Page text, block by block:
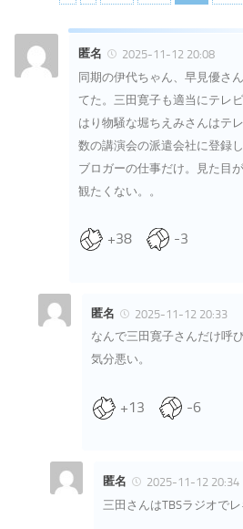
匿名
2025-11-12 20:08
同期の伊代ちゃん、早見優さ
てた。三田寛子も適当にテレ
はり物騒な堀ちえみさんはテ
数の講演会の派遣会社に登録
ブロガーの仕事だけ。見た目
観たくない。。
+38 -3
匿名
2025-11-12 20:33
なんで三田寛子さんだけ呼
気分悪い。
+13 -6
匿名
2025-11-12 20:34
三田さんはTBSラジオでレ